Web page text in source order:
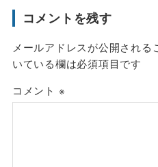
コメントを残す
メールアドレスが公開される
いている欄は必須項目です
コメント ※